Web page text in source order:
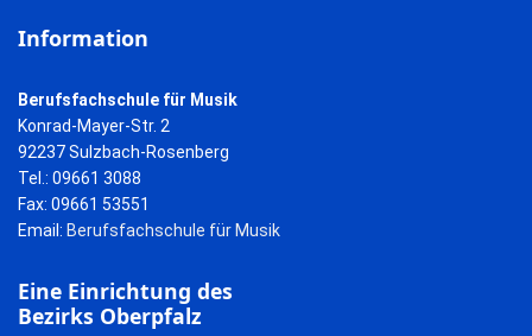
Information
Berufsfachschule für Musik
Konrad-Mayer-Str. 2
92237 Sulzbach-Rosenberg
Tel.: 09661 3088
Fax: 09661 53551
Email: Berufsfachschule für Musik
Eine Einrichtung des
Bezirks Oberpfalz